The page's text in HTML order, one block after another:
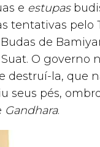
e estupas
tentativas pelo
de
O governo
destruí-la, que
pés,
Gandhara.